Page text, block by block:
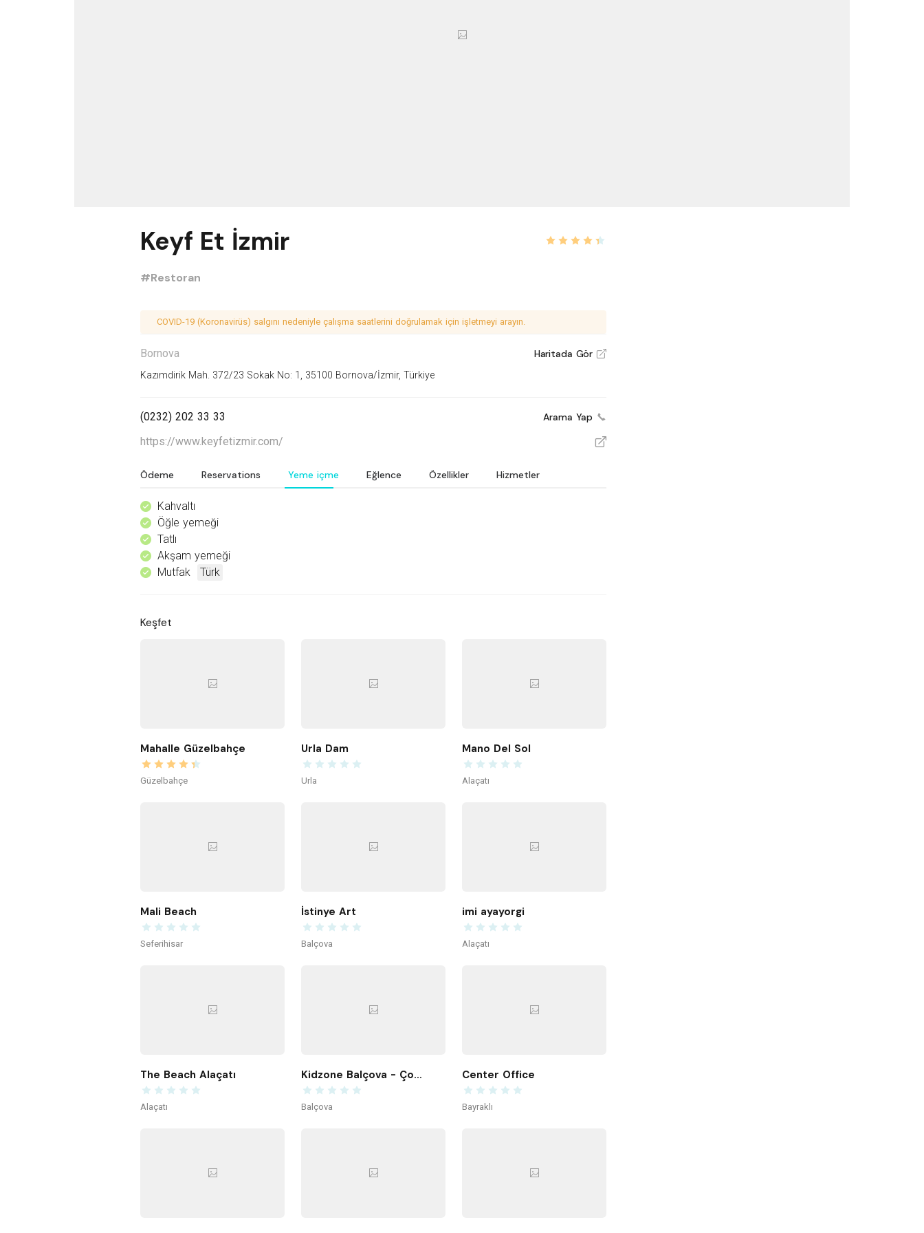
Keyf Et İzmir
#Restoran
COVID-19 (Koronavirüs) salgını nedeniyle çalışma saatlerini doğrulamak için işletmeyi arayın.
Bornova Haritada Gör V
Kazımdirik Mah. 372/23 Sokak No: 1, 35100 Bornova/İzmir, Türkiye
(0232) 202 33 33 Arama Yap
https://www.keyfetizmir.com/ V
Ödeme Reservations Yeme içme Eğlence Özellikler Hizmetler
^ Kahvaltı
^ Öğle yemeği
^ Tatlı
^ Akşam yemeği
^ Mutfak Türk
Keşfet
Mahalle Güzelbahçe
Güzelbahçe
Urla Dam
Urla
Mano Del Sol
Alaçatı
Mali Beach
Seferihisar
İstinye Art
Balçova
imi ayayorgi
Alaçatı
The Beach Alaçatı
Alaçatı
Kidzone Balçova - Çocuk Gelişim ve Aktivite Merkezi
Balçova
Center Office
Bayraklı